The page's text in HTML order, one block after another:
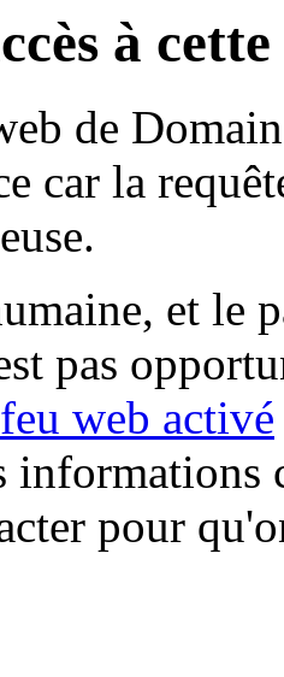
à
de
car la
et le
pas
web activé
informations
pour